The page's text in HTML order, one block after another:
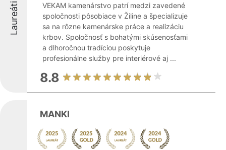
Laureáti
VEKAM kamenárstvo patrí medzi zavedené
spoločnosti pôsobiace v Žiline a špecializuje
sa na rôzne kamenárske práce a realizáciu
krbov. Spoločnosť s bohatými skúsenosťami
a dlhoročnou tradíciou poskytuje
profesionálne služby pre interiérové aj ...
8.8
MANKI